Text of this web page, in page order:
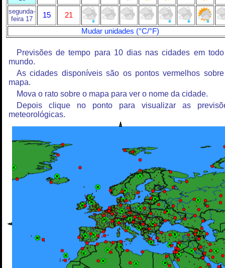
segunda-
feira 17
15
21
Mudar unidades (°C/°F)
Previsões de tempo para 10 dias nas cidades em
mundo.
As cidades disponíveis são os pontos vermelhos
mapa.
Mova o rato sobre o mapa para ver o nome da cidade.
Depois clique no ponto para visualizar as
meteorológicas.